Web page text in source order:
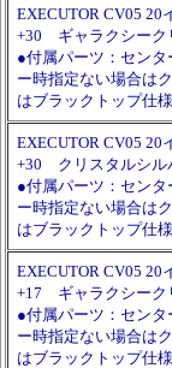
EXECUTOR CV05 20
+30 ギャラクシーク
●付属パーツ：セン
ー時指定ない場合は
はブラックトップ仕
EXECUTOR CV05 20
+30 クリスタルシル
●付属パーツ：セン
ー時指定ない場合は
はブラックトップ仕
EXECUTOR CV05 20
+17 ギャラクシーク
●付属パーツ：セン
ー時指定ない場合は
はブラックトップ仕